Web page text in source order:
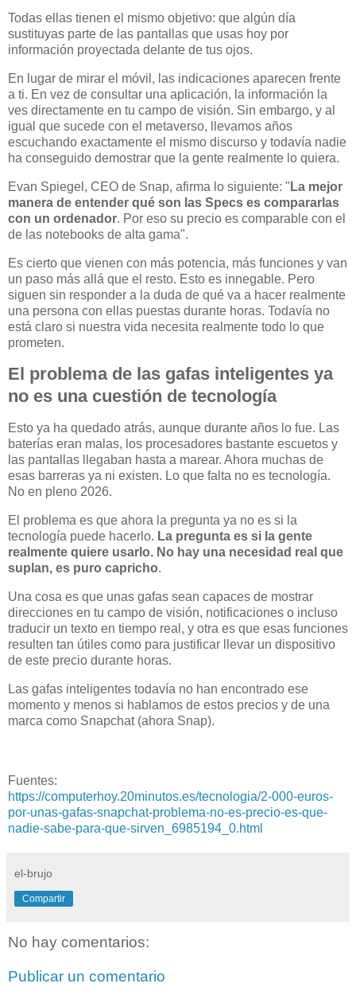
Todas ellas tienen el mismo objetivo: que algún día
sustituyas parte de las pantallas que usas hoy por
información proyectada delante de tus ojos.
En lugar de mirar el móvil, las indicaciones aparecen frente
a ti. En vez de consultar una aplicación, la información la
ves directamente en tu campo de visión. Sin embargo, y al
igual que sucede con el metaverso, llevamos años
escuchando exactamente el mismo discurso y todavía nadie
ha conseguido demostrar que la gente realmente lo quiera.
Evan Spiegel, CEO de Snap, afirma lo siguiente: " La mejor
manera de entender qué son las Specs es compararlas
con un ordenador. Por eso su precio es comparable con el
de las notebooks de alta gama".
Es cierto que vienen con más potencia, más funciones y van
un paso más allá que el resto. Esto es innegable. Pero
siguen sin responder a la duda de qué va a hacer realmente
una persona con ellas puestas durante horas. Todavía no
está claro si nuestra vida necesita realmente todo lo que
prometen.
El problema de las gafas inteligentes ya
no es una cuestión de tecnología
Esto ya ha quedado atrás, aunque durante años lo fue. Las
baterías eran malas, los procesadores bastante escuetos y
las pantallas llegaban hasta a marear. Ahora muchas de
esas barreras ya ni existen. Lo que falta no es tecnología.
No en pleno 2026.
El problema es que ahora la pregunta ya no es si la
tecnología puede hacerlo. La pregunta es si la gente
realmente quiere usarlo. No hay una necesidad real que
suplan, es puro capricho.
Una cosa es que unas gafas sean capaces de mostrar
direcciones en tu campo de visión, notificaciones o incluso
traducir un texto en tiempo real, y otra es que esas funciones
resulten tan útiles como para justificar llevar un dispositivo
de este precio durante horas.
Las gafas inteligentes todavía no han encontrado ese
momento y menos si hablamos de estos precios y de una
marca como Snapchat (ahora Snap).
Fuentes:
https://computerhoy.20minutos.es/tecnologia/2-000-euros-
por-unas-gafas-snapchat-problema-no-es-precio-es-que-
nadie-sabe-para-que-sirven_6985194_0.html
el-brujo
Compartir
No hay comentarios:
Publicar un comentario